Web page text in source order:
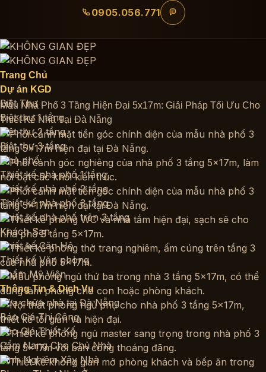
dung
0905.056.771
Trang Chủ
Dự án KGD
Biệt Thự
Biệt thự 1 tầng
Biệt thự 2 tầng
Biệt thự 3 tầng
Nhà phố
Thiết kế nhà phố 1 tầng
Thiết kế nhà phố 2 tầng
Thiết kế nhà phố 3 tầng
Thiết kế nhà phố trên 3 tầng
Khách Sạn
Thiết kế Căn Hộ
Thiết kế Văn phòng
Thẩm Mỹ Viện
Thông Tin & Dịch Vụ
Sửa chữa nhà tại Đà Nẵng
Báo Giá Thi Công
Báo Giá Thiết Kế
Cẩm Nang Cho Chủ Nhà
Kinh Nghiệm Xây Nhà
Mẫu Nhà Phố 3 Tầng Hiện Đại 5x17m: Giải Pháp Tối Ưu Cho
Thiết Kế Nhà Tại Đà Nẵng